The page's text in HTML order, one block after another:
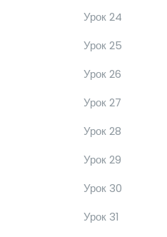
Урок 24
Урок 25
Урок 26
Урок 27
Урок 28
Урок 29
Урок 30
Урок 31